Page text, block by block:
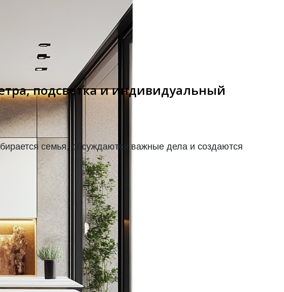
подсветка и индивидуальный
семья, обсуждаются важные дела и создаются